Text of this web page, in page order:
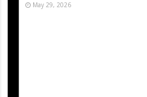
May 29, 2026